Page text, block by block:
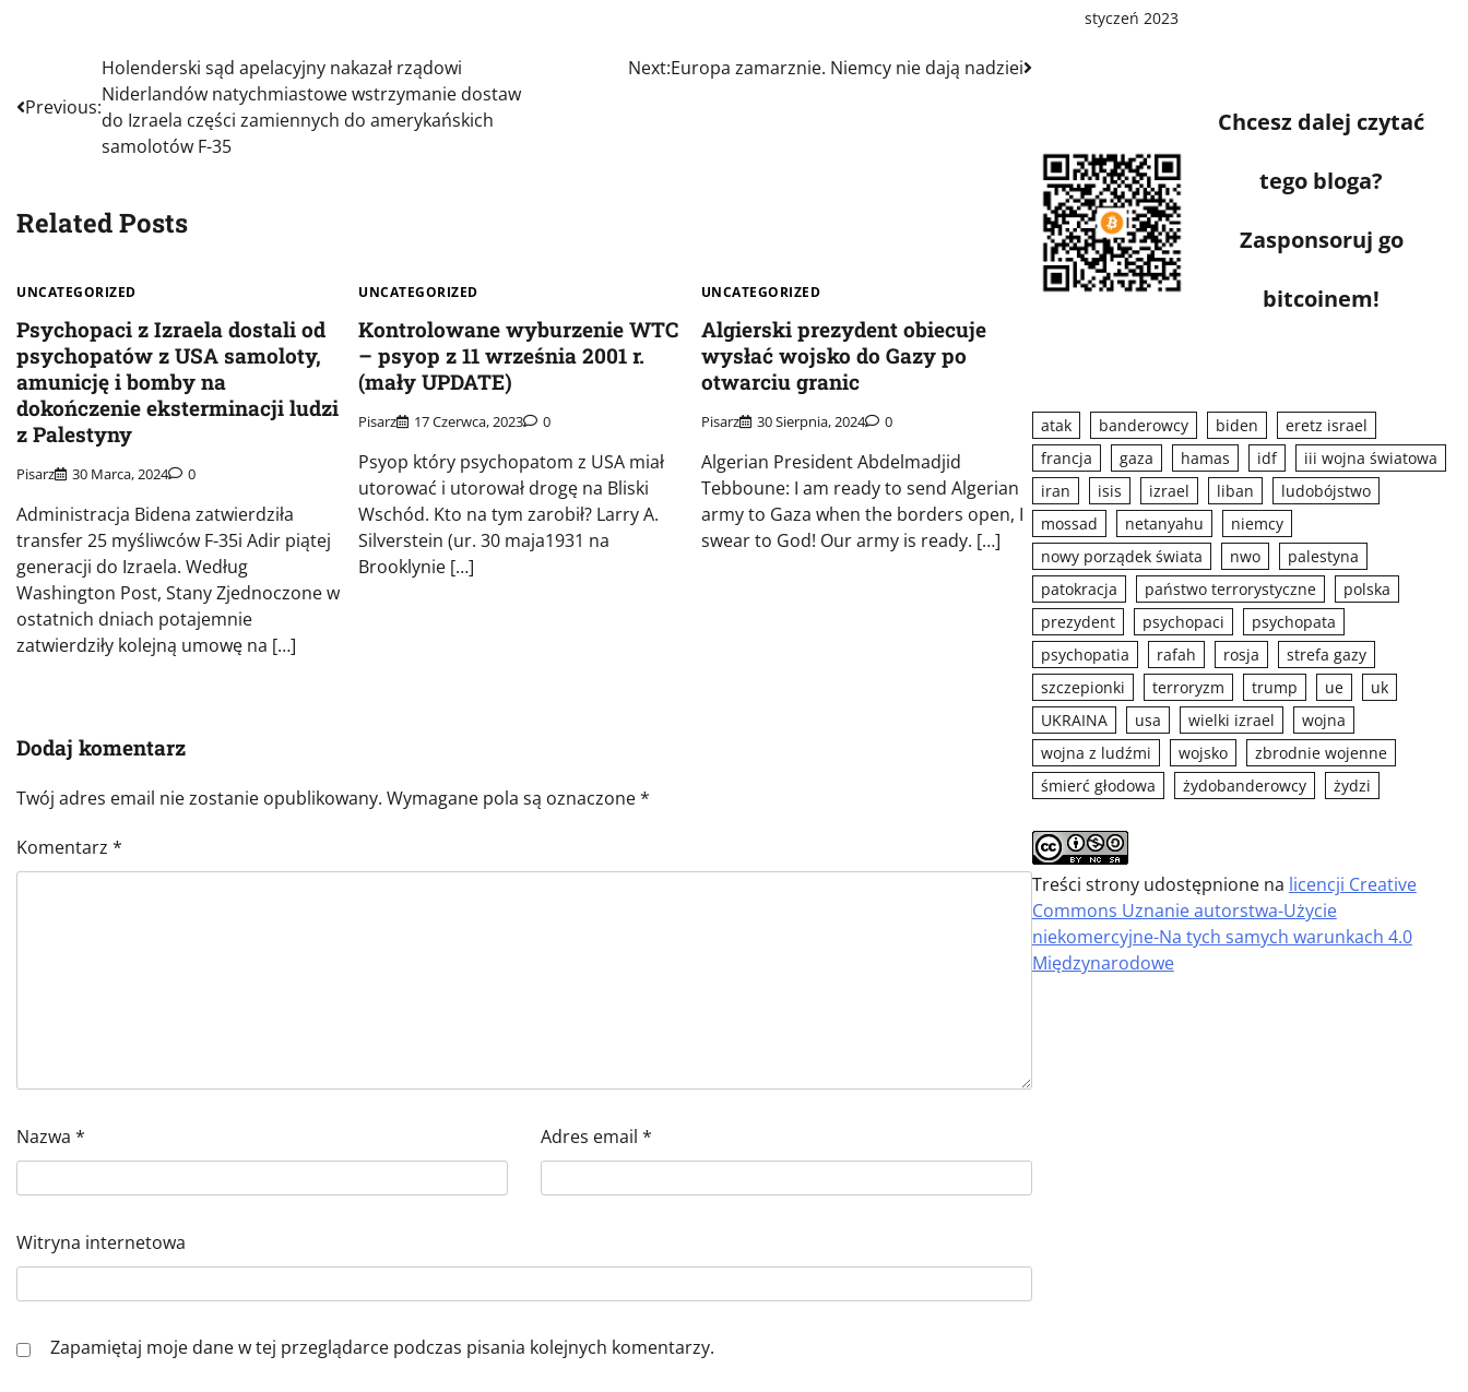
Nawigacja
wpisu
Previous:
Holenderski sąd apelacyjny nakazał rządowi
Niderlandów natychmiastowe wstrzymanie dostaw
do Izraela części zamiennych do amerykańskich
samolotów F-35
Next:Europa zamarznie. Niemcy nie dają nadziei
Related Posts
UNCATEGORIZED
Psychopaci z Izraela dostali od
psychopatów z USA samoloty,
amunicję i bomby na
dokończenie eksterminacji ludzi
z Palestyny
Pisarz 30 Marca, 2024 0
Administracja Bidena zatwierdziła
transfer 25 myśliwców F-35i Adir piątej
generacji do Izraela. Według
Washington Post, Stany Zjednoczone w
ostatnich dniach potajemnie
zatwierdziły kolejną umowę na […]
UNCATEGORIZED
Kontrolowane wyburzenie WTC
– psyop z 11 września 2001 r.
(mały UPDATE)
Pisarz 17 Czerwca, 2023 0
Psyop który psychopatom z USA miał
utorować i utorował drogę na Bliski
Wschód. Kto na tym zarobił? Larry A.
Silverstein (ur. 30 maja1931 na
Brooklynie […]
UNCATEGORIZED
Algierski prezydent obiecuje
wysłać wojsko do Gazy po
otwarciu granic
Pisarz 30 Sierpnia, 2024 0
Algerian President Abdelmadjid
Tebboune: I am ready to send Algerian
army to Gaza when the borders open, I
swear to God! Our army is ready. […]
Dodaj komentarz
Twój adres email nie zostanie opublikowany. Wymagane pola są oznaczone*
Komentarz *
Nazwa * Adres email *
Witryna internetowa
Zapamiętaj moje dane w tej przeglądarce podczas pisania kolejnych komentarzy.
styczeń 2023
Chcesz dalej czytać
tego bloga?
Zasponsoruj go
bitcoinem!
atak banderowcy biden
eretz israel
francja
gaza hamas idf
iii wojna światowa
iran
isis izrael liban
ludobójstwo
mossad
netanyahu
niemcy
nowy porządek świata
nwo
palestyna
patokracja
państwo terrorystyczne
polska
prezydent
psychopaci
psychopata
psychopatia
rafah rosja
strefa gazy
szczepionki
terroryzm trump ue
uk
UKRAINA
usa wielki izrael
wojna
wojna z ludźmi
wojsko
zbrodnie wojenne
śmierć głodowa
żydobanderowcy żydzi
Treści strony udostępnione na licencji Creative
Commons Uznanie autorstwa-Użycie
niekomercyjne-Na tych samych warunkach 4.0
Międzynarodowe